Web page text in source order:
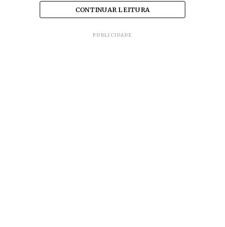
CONTINUAR LEITURA
PUBLICIDADE